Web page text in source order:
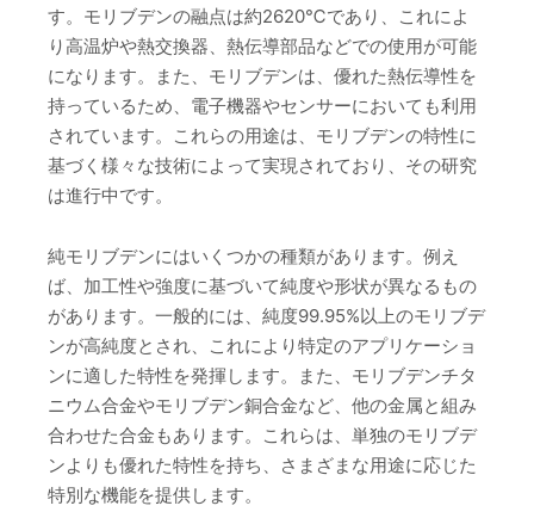
す。モリブデンの融点は約2620℃であり、これによ
り高温炉や熱交換器、熱伝導部品などでの使用が可能
になります。また、モリブデンは、優れた熱伝導性を
持っているため、電子機器やセンサーにおいても利用
されています。これらの用途は、モリブデンの特性に
基づく様々な技術によって実現されており、その研究
は進行中です。
純モリブデンにはいくつかの種類があります。例え
ば、加工性や強度に基づいて純度や形状が異なるもの
があります。一般的には、純度99.95%以上のモリブデ
ンが高純度とされ、これにより特定のアプリケーショ
ンに適した特性を発揮します。また、モリブデンチタ
ニウム合金やモリブデン銅合金など、他の金属と組み
合わせた合金もあります。これらは、単独のモリブデ
ンよりも優れた特性を持ち、さまざまな用途に応じた
特別な機能を提供します。